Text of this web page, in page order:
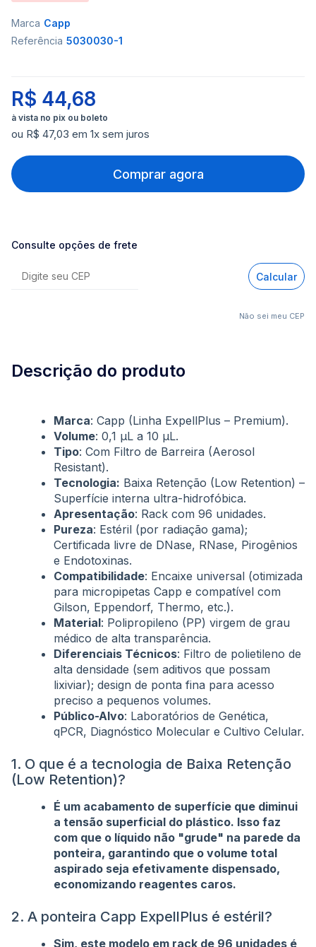
Marca Capp
Referência 5030030-1
R$ 44,68
ou R$ 47,03 em 1x sem juros
Comprar agora
Consulte opções de frete
Calcular
Não sei meu CEP
Descrição do produto
Marca: Capp (Linha ExpellPlus – Premium).
Volume: 0,1 µL a 10 µL.
Tipo: Com Filtro de Barreira (Aerosol
Resistant).
Tecnologia: Baixa Retenção (Low Retention) –
Superfície interna ultra-hidrofóbica.
Apresentação: Rack com 96 unidades.
Pureza: Estéril (por radiação gama);
Certificada livre de DNase, RNase, Pirogênios
e Endotoxinas.
Compatibilidade: Encaixe universal (otimizada
para micropipetas Capp e compatível com
Gilson, Eppendorf, Thermo, etc.).
Material: Polipropileno (PP) virgem de grau
médico de alta transparência.
Diferenciais Técnicos: Filtro de polietileno de
alta densidade (sem aditivos que possam
lixiviar); design de ponta fina para acesso
preciso a pequenos volumes.
Público-Alvo: Laboratórios de Genética,
qPCR, Diagnóstico Molecular e Cultivo Celular.
1. O que é a tecnologia de Baixa Retenção
(Low Retention)?
É um acabamento de superfície que diminui
a tensão superficial do plástico. Isso faz
com que o líquido não "grude" na parede da
ponteira, garantindo que o volume total
aspirado seja efetivamente dispensado,
economizando reagentes caros.
2. A ponteira Capp ExpellPlus é estéril?
Sim, este modelo em rack de 96 unidades é